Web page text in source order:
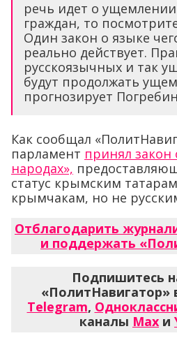
речь идет о
граждан, то
Один закон о языке
реально действует.
русскоязычных и так
будут продолжать
прогнозирует
Как сообщал
парламент принял
народах»,
статус крымским
крымчакам, но не
Отблагодарить
и поддержать
Подпишитесь
«ПолитНавигатор»
Telegram,
каналы Max и